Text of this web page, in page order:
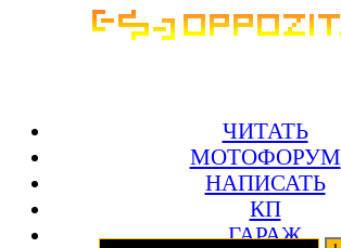
ЧИТАТЬ
МОТОФОРУМ
НАПИСАТЬ
КП
ГАРАЖ